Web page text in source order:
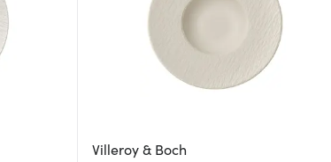
Villeroy & Boch